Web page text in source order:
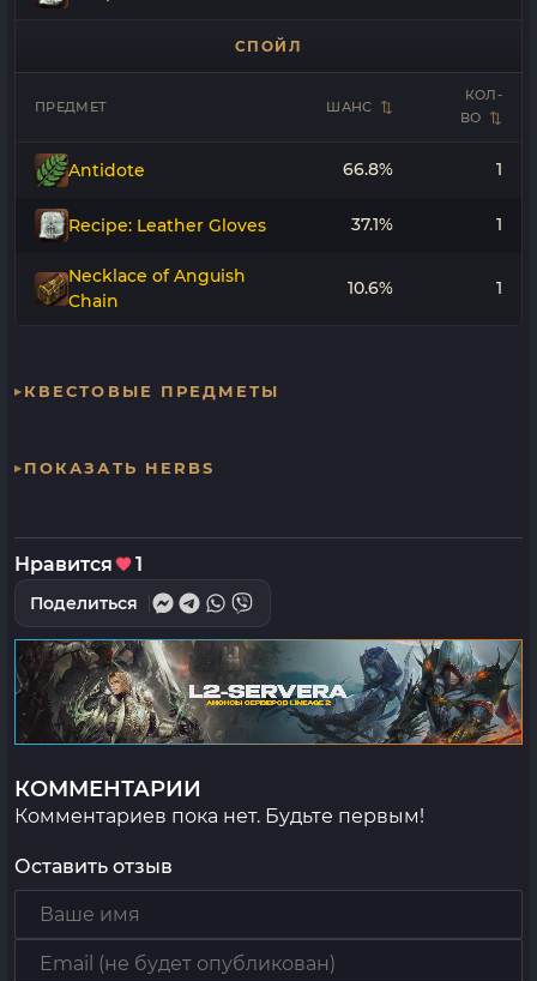
СПОЙЛ
ПРЕДМЕТ ШАНС
КОЛ-
ВО
Antidote 66.8% 1
Recipe: Leather Gloves 37.1% 1
Necklace of Anguish
Chain
10.6% 1
КВЕСТОВЫЕ ПРЕДМЕТЫ
ПОКАЗАТЬ HERBS
Нравится 1
Поделиться
КОММЕНТАРИИ
Комментариев пока нет. Будьте первым!
Оставить отзыв